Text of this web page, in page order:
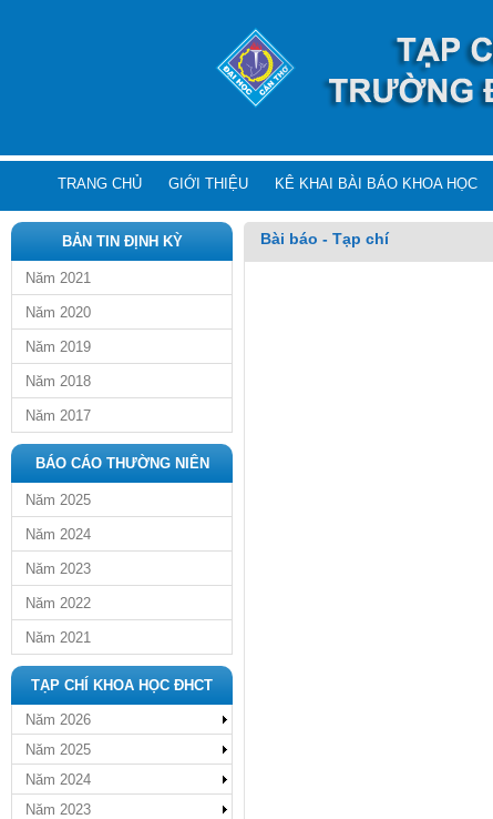
TRANG CHỦ GIỚI THIỆU KÊ KHAI BÀI BÁO KHOA HỌC
BẢN TIN ĐỊNH KỲ
Năm 2021
Năm 2020
Năm 2019
Năm 2018
Năm 2017
BÁO CÁO THƯỜNG NIÊN
Năm 2025
Năm 2024
Năm 2023
Năm 2022
Năm 2021
TẠP CHÍ KHOA HỌC ĐHCT
Năm 2026
Năm 2025
Năm 2024
Năm 2023
Bài báo - Tạp chí